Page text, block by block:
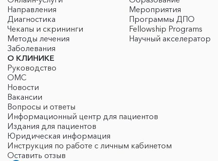
Направления
Диагностика
Чекапы и скрининги
Методы лечения
Заболевания
Мероприятия
Программы ДПО
Fellowship Programs
Научный акселератор
О КЛИНИКЕ
Руководство
ОМС
Новости
Вакансии
Вопросы и ответы
Информационный центр для пациентов
Издания для пациентов
Юридическая информация
Инструкция по работе с личным кабинетом
Оставить отзыв